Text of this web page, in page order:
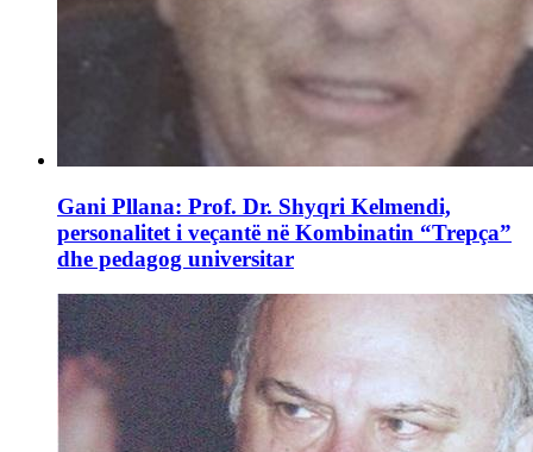
Gani Pllana: Prof. Dr. Shyqri Kelmendi,
personalitet i veçantë në Kombinatin “Trepça”
dhe pedagog universitar